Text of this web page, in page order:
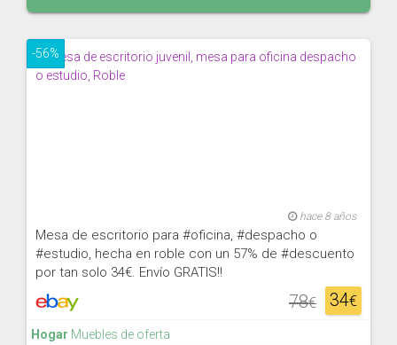
-56%
hace 8 años
Mesa de escritorio para #oficina, #despacho o
#estudio, hecha en roble con un 57% de #descuento
por tan solo 34€. Envío GRATIS!!
34€
78€
Hogar Muebles de oferta